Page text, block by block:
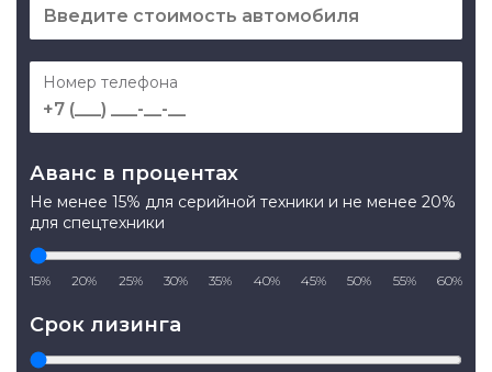
Номер телефона
Аванс в процентах
Не менее 15% для серийной техники и не менее 20%
для спецтехники
15% 20% 25% 30% 35% 40% 45% 50% 55% 60%
Срок лизинга